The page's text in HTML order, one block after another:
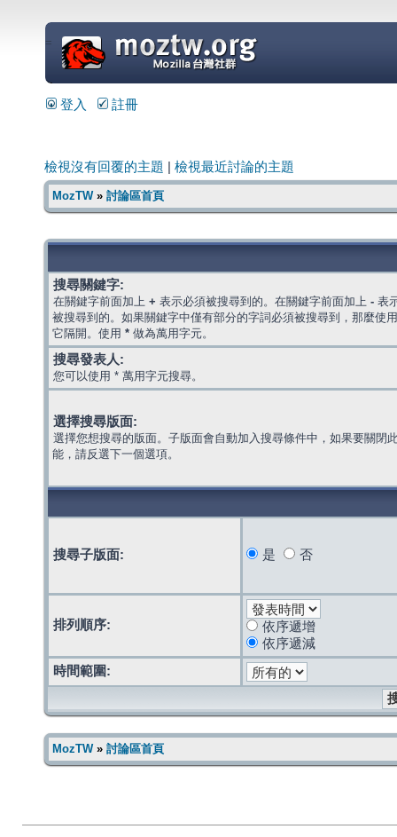
=
登入 註冊
檢視沒有回覆的主題 檢視最近討論的主題
MozTW» 討論區首頁
搜尋關鍵字:
在關鍵字前面加上 + 表示必須被搜尋到的。在關鍵字前面加上 - 表
被搜尋到的。如果關鍵字中僅有部分的字詞必須被搜尋到，那麼使
它隔開。使用 * 做為萬用字元。
搜尋發表人:
您可以使用 * 萬用字元搜尋。
選擇搜尋版面:
選擇您想搜尋的版面。子版面會自動加入搜尋條件中，如果要關閉
能，請反選下一個選項。
搜尋子版面: 是 否
排列順序:
依序遞增
依序遞減
時間範圍:
MozTW» 討論區首頁